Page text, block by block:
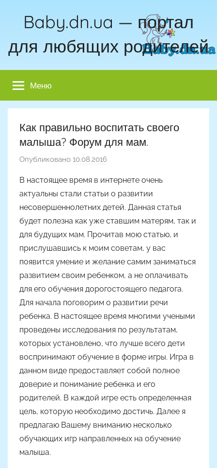
Baby.dn.ua — портал
для любящих родителей
Меню
Как правильно воспитать своего
малыша? Форум для мам.
Опубликовано 10.08.2016
т
о
р
о
м
A
l
y
o
В настоящее время в интернете очень
актуальны стали статьи о развитии
несовершеннолетних детей. Данная статья
будет полезна как уже ставшим матерям, так и
для будущих мам. Прочитав мою статью, и
прислушавшись к моим советам, у вас
появится умение и желание самим заниматься
развитием своим ребенком, а не оплачивать
для его обучения дорогостоящего педагога.
Для начала поговорим о развитии речи
ребенка. В настоящее время многими учеными
проведены исследования по результатам,
которых установлено, что лучше всего дети
воспринимают обучение в форме игры. Игра в
данном виде предоставляет собой полное
доверие и понимание ребенка и его
родителей. В каждой игре есть определенная
цель, которую необходимо достичь. Далее я
предлагаю Вашему вниманию несколько
обучающих игр направленных на обучение
малыша.